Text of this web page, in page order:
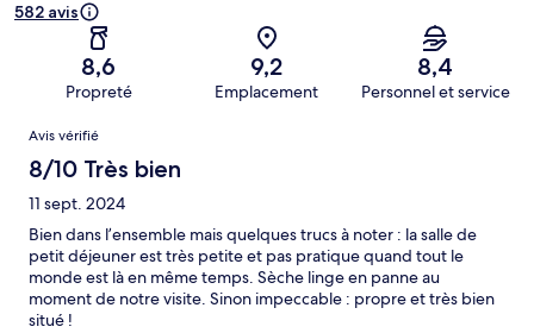
582 avis
8,6
Propreté
9,2
Emplacement
8,4
Personnel et service
Avis
Avis vérifié
8/10 Très bien
11 sept. 2024
Bien dans l’ensemble mais quelques trucs à noter : la salle de
petit déjeuner est très petite et pas pratique quand tout le
monde est là en même temps. Sèche linge en panne au
moment de notre visite. Sinon impeccable : propre et très bien
situé !